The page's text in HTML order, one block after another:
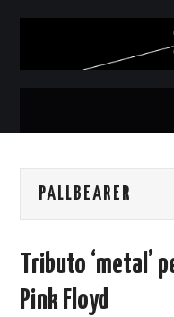
NEWS
SYD BARRETT – ALLE SOGLIE
PALLBEARER
Tributo ‘metal’
Pink Floyd